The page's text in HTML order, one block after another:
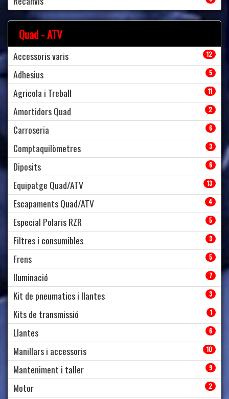
Quad - ATV
Accessoris varis 12
Adhesius 5
Agricola i Treball 11
Amortidors Quad 2
Carroseria 6
Comptaquilòmetres 3
Diposits 6
Equipatge Quad/ATV 13
Escapaments Quad/ATV 4
Especial Polaris RZR 5
Filtres i consumibles 3
Frens 5
Iluminació 7
Kit de pneumatics i llantes 3
Kits de transmissió 1
Llantes 6
Manillars i accessoris 10
Manteniment i taller 9
Motor 2